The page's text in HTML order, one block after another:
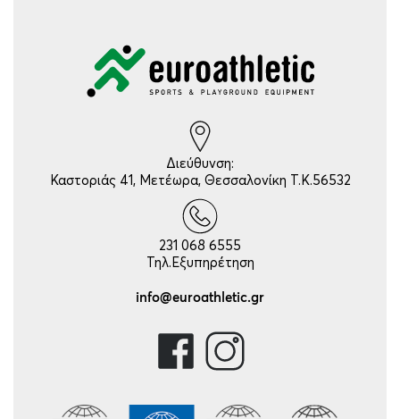
Διεύθυνση:
Καστοριάς 41, Μετέωρα, Θεσσαλονίκη Τ.Κ.56532
231 068 6555
Τηλ.Εξυπηρέτηση
info@euroathletic.gr